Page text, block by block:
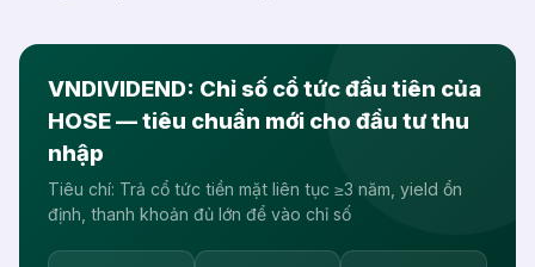
VNDIVIDEND: Chỉ số cổ tức đầu tiên của
HOSE — tiêu chuẩn mới cho đầu tư thu
nhập
Tiêu chí: Trả cổ tức tiền mặt liên tục ≥3 năm, yield ổn
định, thanh khoản đủ lớn để vào chỉ số